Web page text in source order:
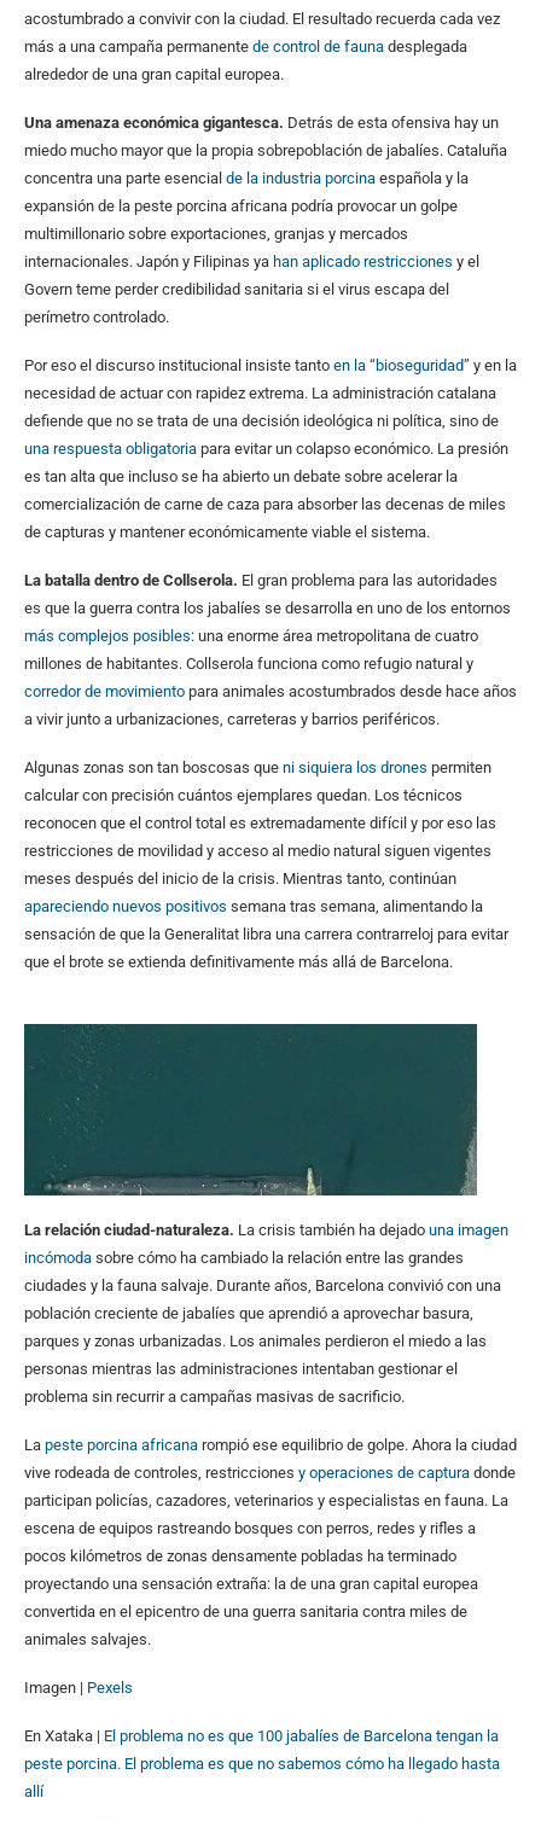
acostumbrado a convivir con la ciudad. El resultado recuerda cada vez
más a una campaña permanente de control de fauna desplegada
alrededor de una gran capital europea.
Una amenaza económica gigantesca. Detrás de esta ofensiva hay un
miedo mucho mayor que la propia sobrepoblación de jabalíes. Cataluña
concentra una parte esencial de la industria porcina española y la
expansión de la peste porcina africana podría provocar un golpe
multimillonario sobre exportaciones, granjas y mercados
internacionales. Japón y Filipinas ya han aplicado restricciones y el
Govern teme perder credibilidad sanitaria si el virus escapa del
perímetro controlado.
Por eso el discurso institucional insiste tanto en la “bioseguridad” y en la
necesidad de actuar con rapidez extrema. La administración catalana
defiende que no se trata de una decisión ideológica ni política, sino de
una respuesta obligatoria para evitar un colapso económico. La presión
es tan alta que incluso se ha abierto un debate sobre acelerar la
comercialización de carne de caza para absorber las decenas de miles
de capturas y mantener económicamente viable el sistema.
La batalla dentro de Collserola. El gran problema para las autoridades
es que la guerra contra los jabalíes se desarrolla en uno de los entornos
más complejos posibles: una enorme área metropolitana de cuatro
millones de habitantes. Collserola funciona como refugio natural y
corredor de movimiento para animales acostumbrados desde hace años
a vivir junto a urbanizaciones, carreteras y barrios periféricos.
Algunas zonas son tan boscosas que ni siquiera los drones permiten
calcular con precisión cuántos ejemplares quedan. Los técnicos
reconocen que el control total es extremadamente difícil y por eso las
restricciones de movilidad y acceso al medio natural siguen vigentes
meses después del inicio de la crisis. Mientras tanto, continúan
apareciendo nuevos positivos semana tras semana, alimentando la
sensación de que la Generalitat libra una carrera contrarreloj para evitar
que el brote se extienda definitivamente más allá de Barcelona.
La relación ciudad-naturaleza. La crisis también ha dejado una imagen
incómoda sobre cómo ha cambiado la relación entre las grandes
ciudades y la fauna salvaje. Durante años, Barcelona convivió con una
población creciente de jabalíes que aprendió a aprovechar basura,
parques y zonas urbanizadas. Los animales perdieron el miedo a las
personas mientras las administraciones intentaban gestionar el
problema sin recurrir a campañas masivas de sacrificio.
La peste porcina africana rompió ese equilibrio de golpe. Ahora la ciudad
vive rodeada de controles, restricciones y operaciones de captura donde
participan policías, cazadores, veterinarios y especialistas en fauna. La
escena de equipos rastreando bosques con perros, redes y rifles a
pocos kilómetros de zonas densamente pobladas ha terminado
proyectando una sensación extraña: la de una gran capital europea
convertida en el epicentro de una guerra sanitaria contra miles de
animales salvajes.
Imagen | Pexels
En Xataka | El problema no es que 100 jabalíes de Barcelona tengan la
peste porcina. El problema es que no sabemos cómo ha llegado hasta
allí